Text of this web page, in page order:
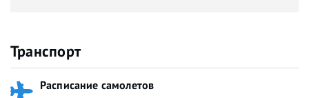
Транспорт
Расписание самолетов